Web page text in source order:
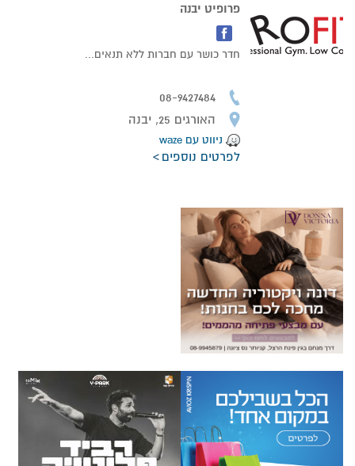
פרופיט יבנה
חדר כושר עם חברות ללא תנאים...
08-9427484
האורגים 25, יבנה
ניווט עם waze
לפרטים נוספים